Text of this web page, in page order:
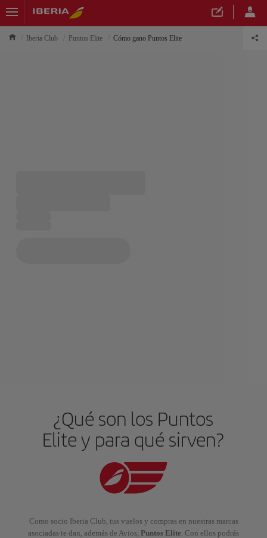
Iberia Club Puntos Elite Cómo gano Puntos Elite
¿Qué son los Puntos
Elite y para qué sirven?
Como socio Iberia Club, tus vuelos y compras en nuestras marcas
asociadas te dan, además de Avios, Puntos Elite. Con ellos podrás